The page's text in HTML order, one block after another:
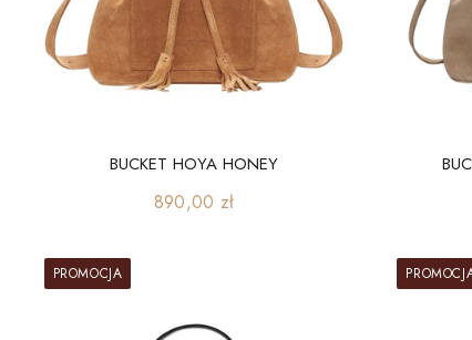
BUCKET HOYA HONEY
Cena
890,00 zł
PROMOCJA